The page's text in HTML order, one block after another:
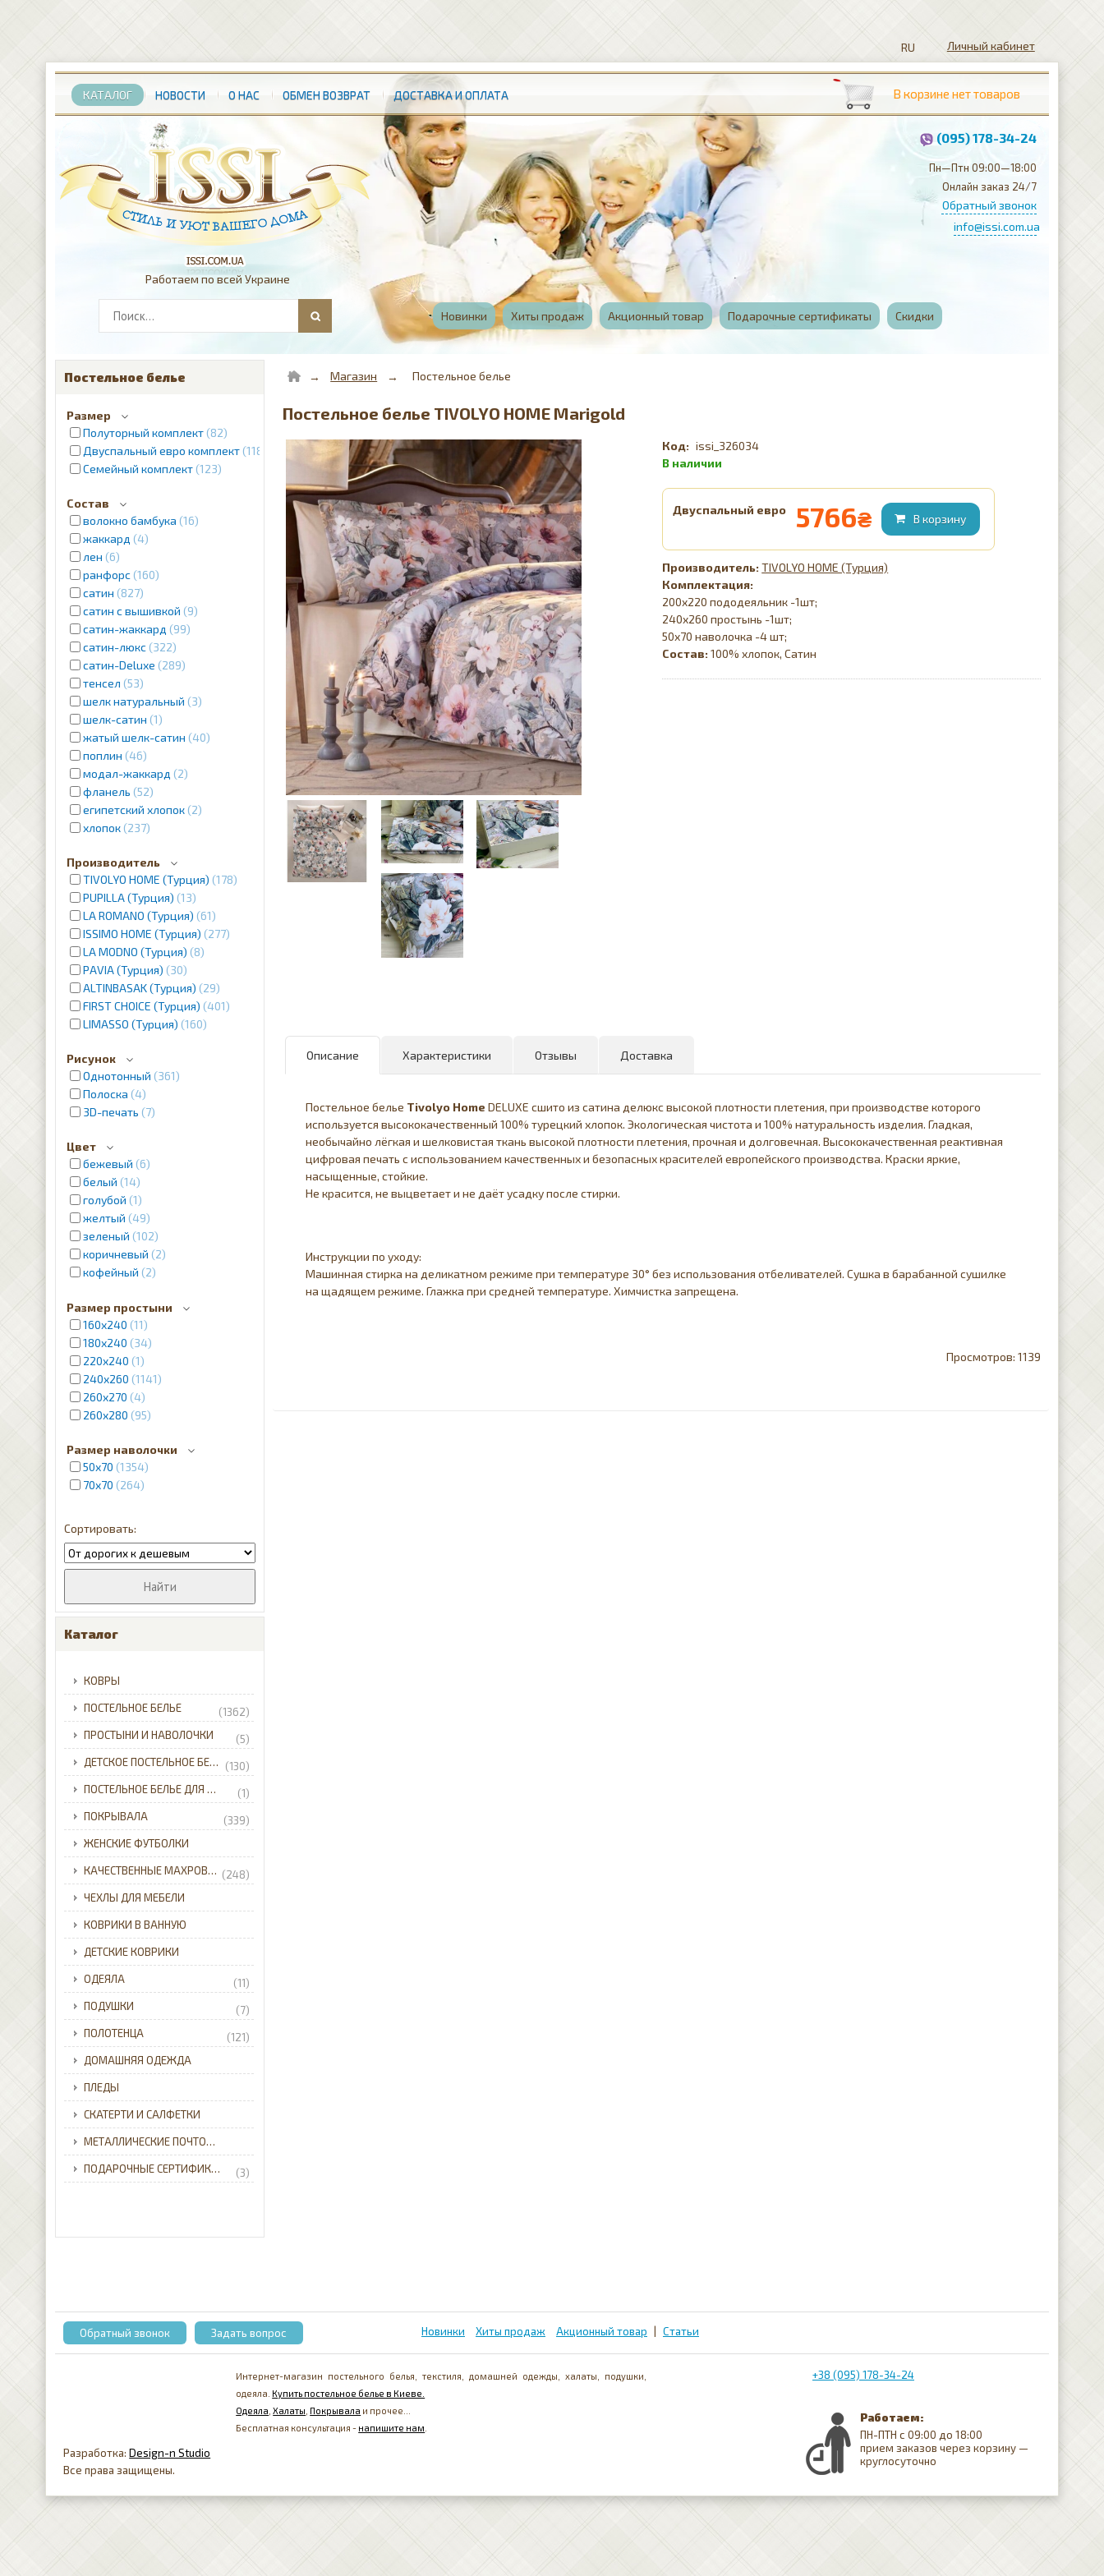
КАТАЛОГ НОВОСТИ О НАС ОБМЕН ВОЗВРАТ ДОСТАВКА И ОПЛАТА
Новинки Хиты продаж Акционный товар Подарочные сертификаты Скидки
Личный кабинет
Работаем по всей Украине
(095) 178-34-24
Пн—Птн 09:00—18:00
Онлайн заказ 24/7
Обратный звонок
info@issi.com.ua
Постельное белье
Размер
Полуторный комплект 82
Двуспальный евро комплект 1187
Семейный комплект 123
Состав
волокно бамбука 16
жаккард
4
лен 6
ранфорс 160
сатин 827
сатин с вышивкой 9
сатин-жаккард
99
сатин-люкс 322
сатин-Deluxe 289
тенсел 53
шелк натуральный 3
шелк-сатин 1
жатый шелк-сатин 40
поплин 46
модал-жаккард
2
фланель 52
египетский хлопок 2
хлопок 237
Производитель
TIVOLYO HOME (Турция) 178
PUPILLA (Турция) 13
LA ROMANO (Турция) 61
ISSIMO HOME (Турция) 277
LA MODNO (Турция) 8
PAVIA (Турция) 30
ALTINBASAK (Турция) 29
FIRST CHOICE (Турция) 401
LIMASSO (Турция) 160
Рисунок
Однотонный 361
Полоска 4
3D-печать 7
Цвет
бежевый 6
белый 14
голубой 1
желтый 49
зеленый 102
коричневый 2
кофейный 2
кремовый 12
молочный 1
розовый 2
лиловый
8
пудра 2
серебристый
серый 12
фиолетовый 2
черный 5
Размер простыни
160х240 11
180х240 34
220х240 1
240x260 1141
260x270 4
260x280 95
Размер наволочки
50х70 1354
70x70 264
Каталог
КОВРЫ
ПОСТЕЛЬНОЕ БЕЛЬЕ
(1362)
ПРОСТЫНИ И НАВОЛОЧКИ
(5)
ДЕТСКОЕ ПОСТЕЛЬНОЕ БЕЛЬЕ
(130)
ПОСТЕЛЬНОЕ БЕЛЬЕ ДЛЯ МЛАДЕНЦЕВ
(1)
ПОКРЫВАЛА
(339)
ЖЕНСКИЕ ФУТБОЛКИ
КАЧЕСТВЕННЫЕ МАХРОВЫЕ ХАЛАТЫ ДЛЯ ВСЕЙ СЕМЬИ С ДОСТАВКОЙ ПО УКРАИНЕ. (248)
ЧЕХЛЫ ДЛЯ МЕБЕЛИ
КОВРИКИ В ВАННУЮ
ДЕТСКИЕ КОВРИКИ
ОДЕЯЛА
(11)
ПОДУШКИ
(7)
ПОЛОТЕНЦА
(121)
ДОМАШНЯЯ ОДЕЖДА
ПЛЕДЫ
СКАТЕРТИ И САЛФЕТКИ
МЕТАЛЛИЧЕСКИЕ ПОЧТОВЫЕ ЯЩИКИ ДЛЯ ЧАСТНОГО ДОМА С ДОСТАВКОЙ ПО УКРАИНЕ.
ПОДАРОЧНЫЕ СЕРТИФИКАТЫ (3)
Магазин Постельное белье
Постельное белье TIVOLYO HOME Marigold
issi_326034
Двуспальный евро 5766₴
TIVOLYO HOME (Турция)
Комплектация:
200х220 пододеяльник -1шт;
240х260 простынь -1шт;
50х70 наволочка -4 шт;
Состав:100% хлопок, Сатин
Описание Характеристики Отзывы Доставка
Постельное белье Tivolyo Home DELUXE сшито из сатина делюкс высокой плотности плетения, при производстве которого
используется высококачественный 100% турецкий хлопок. Экологическая чистота и 100% натуральность изделия. Гладкая,
необычайно лёгкая и шелковистая ткань высокой плотности плетения, прочная и долговечная. Высококачественная реактивная
цифровая печать с использованием качественных и безопасных красителей европейского производства. Краски яркие,
насыщенные, стойкие.
Не красится, не выцветает и не даёт усадку после стирки.
Инструкции по уходу:
Машинная стирка на деликатном режиме при температуре 30° без использования отбеливателей. Сушка в барабанной сушилке
на щадящем режиме. Глажка при средней температуре. Химчистка запрещена.
1139
Новинки Хиты продаж Акционный товар Статьи
+38 (095) 178-34-24
Обратный звонок Задать вопрос
Работаем:
ПН-ПТН с 09:00 до 18:00
прием заказов через корзину —
круглосуточно
Интернет-магазин постельного белья, текстиля, домашней одежды, халаты, подушки,
одеяла. Купить постельное белье в Киеве.
Одеяла ,Халаты Покрывала и прочее...
Бесплатная консультация - напишите нам
Разработка:Design-n Studio
Все права защищены.